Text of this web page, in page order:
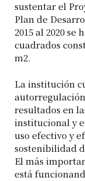
sustentar el
Plan de
2015 al 2020 se
cuadrados
m2.
La institución
resultados en
institucional y
uso efectivo y
sostenibilidad
El más
está